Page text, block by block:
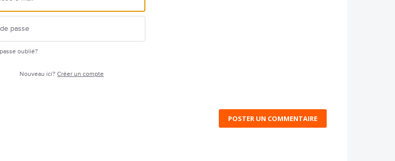
oublié?
Nouveau ici?Créer un compte
POSTER UN COMMENTAIRE